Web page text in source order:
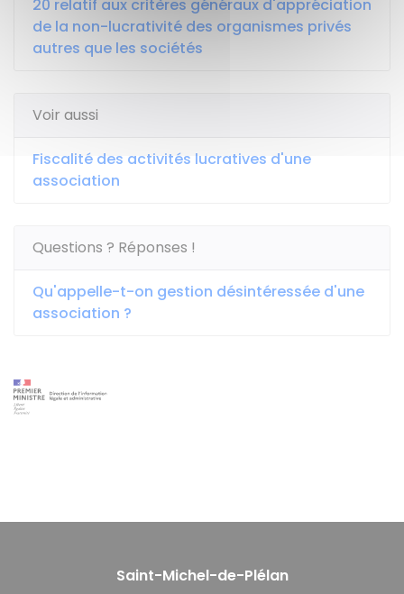
20 relatif aux critères généraux d'appréciation
de la non-lucrativité des organismes privés
autres que les sociétés
Voir aussi
Fiscalité des activités lucratives d'une
association
Questions ? Réponses !
Qu'appelle-t-on gestion désintéressée d'une
association ?
Saint-Michel-de-Plélan